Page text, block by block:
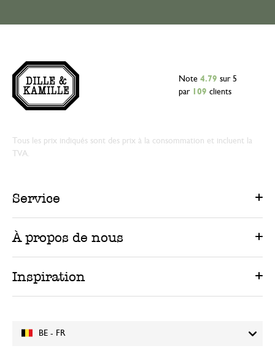
BE - FR
Note 4.79 sur 5
par
109 clients
Tous les prix indiqués sont des prix à la consommation et incluent la
TVA.
Service
À propos de nous
Inspiration